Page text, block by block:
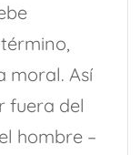
moral. Así
fuera del
hombre –